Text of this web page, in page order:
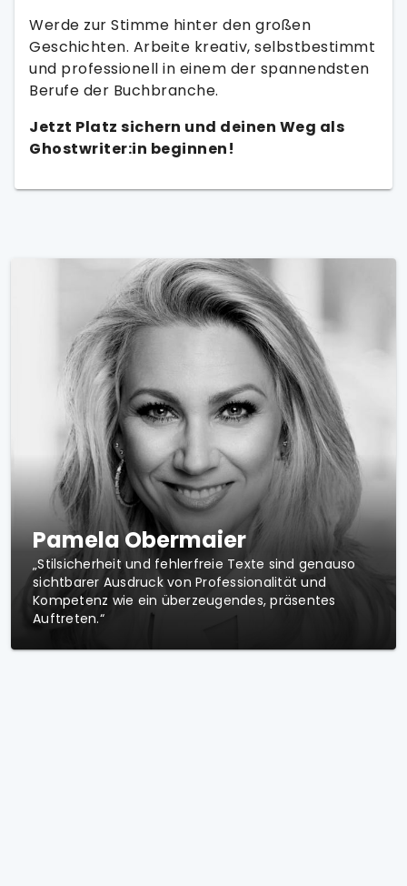
Werde zur Stimme hinter den großen
Geschichten. Arbeite kreativ, selbstbestimmt
und professionell in einem der spannendsten
Berufe der Buchbranche.
Jetzt Platz sichern und deinen Weg als
Ghostwriter:in beginnen!
Pamela Obermaier
„Stilsicherheit und fehlerfreie Texte sind genauso
sichtbarer Ausdruck von Professionalität und
Kompetenz wie ein überzeugendes, präsentes
Auftreten.“